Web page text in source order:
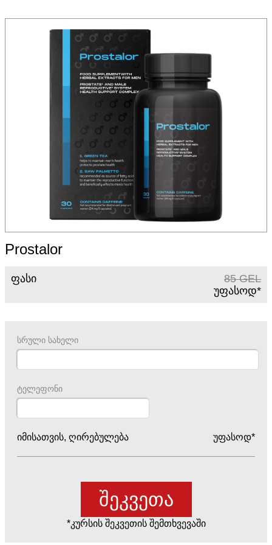
Prostalor
ფასი 85 GEL
უფასოდ*
სრული სახელი
ტელეფონი
იმისათვის, ღირებულება უფასოდ*
*კურსის შეკვეთის შემთხვევაში